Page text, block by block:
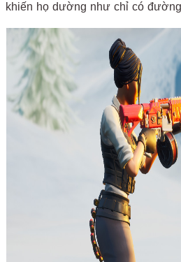
khiến họ dường như chỉ có